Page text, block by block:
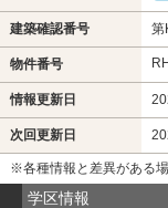
建築確認番号 第
物件番号
情報更新日
次回更新日
※各種情報と差異がある
学区情報